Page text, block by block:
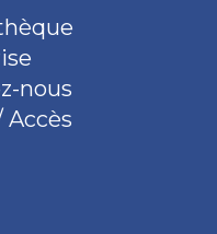
nous
Accès